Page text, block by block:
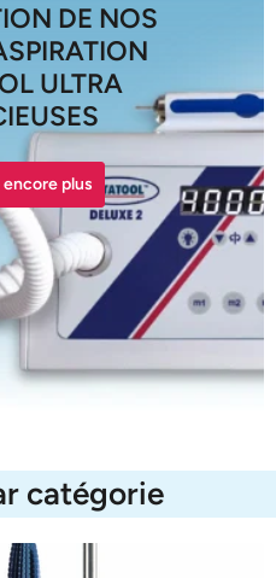
DE NOS
ULTRA
plus
catégorie